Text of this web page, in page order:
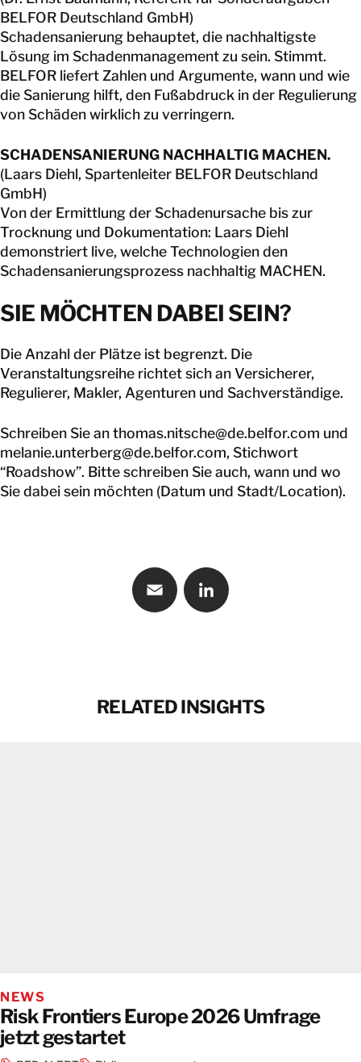
BELFOR Deutschland GmbH)
Schadensanierung behauptet, die nachhaltigste
Lösung im Schadenmanagement zu sein. Stimmt.
BELFOR liefert Zahlen und Argumente, wann und wie
die Sanierung hilft, den Fußabdruck in der Regulierung
von Schäden wirklich zu verringern.
SCHADENSANIERUNG NACHHALTIG MACHEN.
(Laars Diehl, Spartenleiter BELFOR Deutschland
GmbH)
Von der Ermittlung der Schadenursache bis zur
Trocknung und Dokumentation: Laars Diehl
demonstriert live, welche Technologien den
Schadensanierungsprozess nachhaltig MACHEN.
SIE MÖCHTEN DABEI SEIN?
Die Anzahl der Plätze ist begrenzt. Die
Veranstaltungsreihe richtet sich an Versicherer,
Regulierer, Makler, Agenturen und Sachverständige.
Schreiben Sie anthomas.nitsche@de.belfor.com und
melanie.unterberg@de.belfor.com, Stichwort
“Roadshow”. Bitte schreiben Sie auch, wann und wo
Sie dabei sein möchten (Datum und Stadt/Location).
RELATED INSIGHTS
NEWS
Risk Frontiers Europe 2026 Umfrage
jetzt gestartet